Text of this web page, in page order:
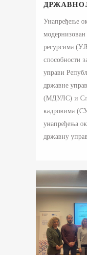
Унапређење
ресурсима
способности
управи
државне
(МДУЛС) и
кадровима
унапређења
државну